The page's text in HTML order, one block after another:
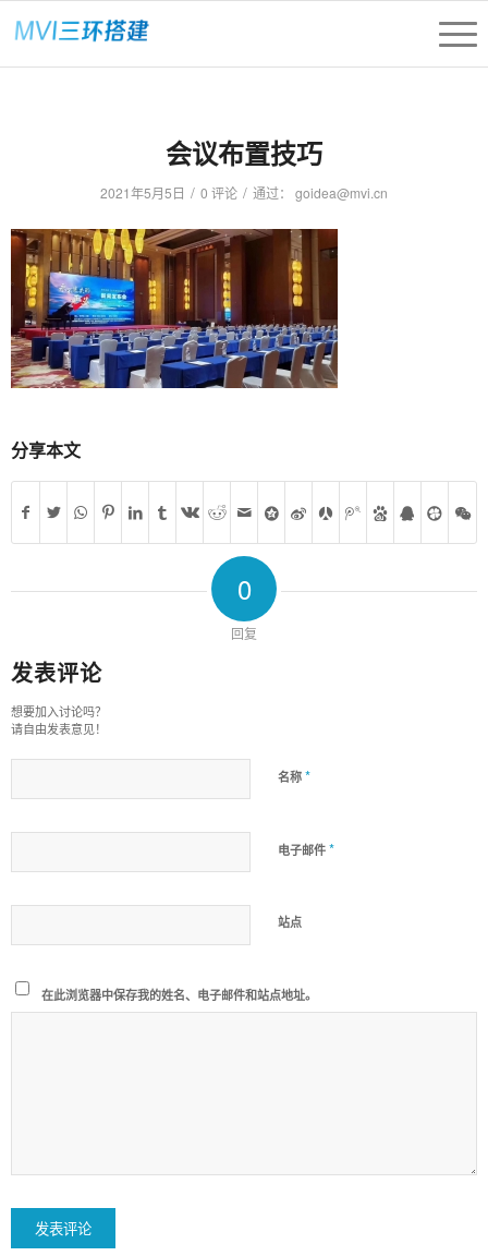
会议布置技巧
2021年5月5日 / 0 评论 / 通过： goidea@mvi.cn
分享本文
0
回复
发表评论
想要加入讨论吗？
请自由发表意见！
名称 *
电子邮件 *
站点
在此浏览器中保存我的姓名、电子邮件和站点地址。